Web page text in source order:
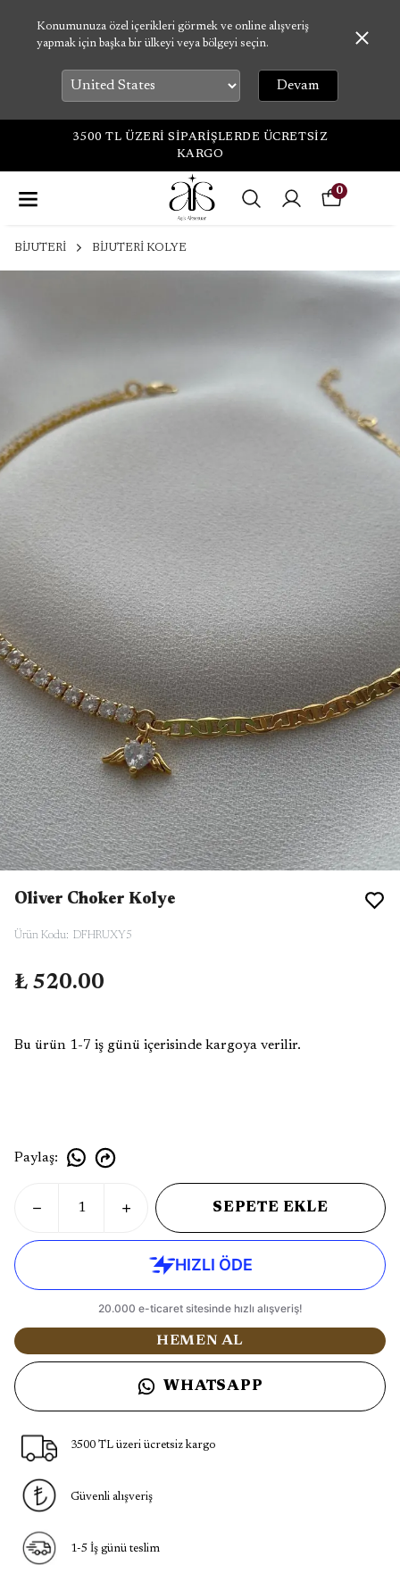
Konumunuza özel içerikleri görmek ve online alışveriş
yapmak için başka bir ülkeyi veya bölgeyi seçin.
Devam
3500 TL ÜZERİ SİPARİŞLERDE ÜCRETSİZ
KARGO
0
BİJUTERİ BİJUTERİ KOLYE
Oliver Choker Kolye
Ürün Kodu: DFHRUXY5
₺ 520.00
Bu ürün 1-7 iş günü içerisinde kargoya verilir.
Paylaş:
SEPETE EKLE
HEMEN AL
WHATSAPP
3500 TL üzeri ücretsiz kargo
Güvenli alışveriş
1-5 İş günü teslim